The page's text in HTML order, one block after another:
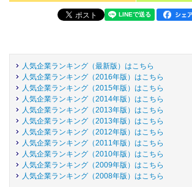
人気企業ランキング（最新版）はこちら
人気企業ランキング（2016年版）はこちら
人気企業ランキング（2015年版）はこちら
人気企業ランキング（2014年版）はこちら
人気企業ランキング（2013年版）はこちら
人気企業ランキング（2013年版）はこちら
人気企業ランキング（2012年版）はこちら
人気企業ランキング（2011年版）はこちら
人気企業ランキング（2010年版）はこちら
人気企業ランキング（2009年版）はこちら
人気企業ランキング（2008年版）はこちら